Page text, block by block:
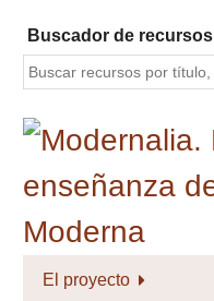
contenido
principal
Buscador de recursos
El proyecto